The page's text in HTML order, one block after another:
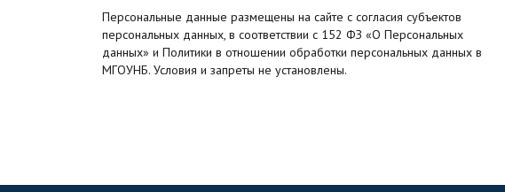
Персональные данные размещены на сайте с согласия субъектов
персональных данных, в соответствии с 152 ФЗ «О Персональных
данных» и Политики в отношении обработки персональных данных в
МГОУНБ. Условия и запреты не установлены.